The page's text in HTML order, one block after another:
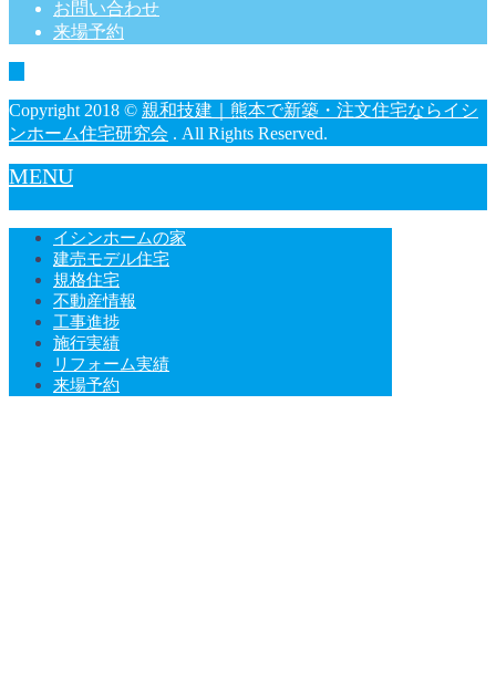
お問い合わせ
来場予約
Copyright 2018 © 親和技建｜熊本で新築・注文住宅ならイシ
ンホーム住宅研究会 . All Rights Reserved.
MENU
イシンホームの家
建売モデル住宅
規格住宅
不動産情報
工事進捗
施行実績
リフォーム実績
来場予約